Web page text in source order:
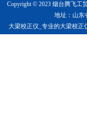
Copyright © 2023 烟台腾飞工
地址：山东
大梁校正仪_专业的大梁校